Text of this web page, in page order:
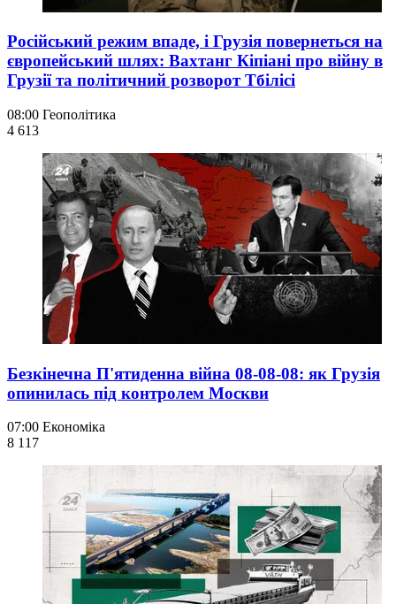
Російський режим впаде, і Грузія повернеться на
європейський шлях: Вахтанг Кіпіані про війну в
Грузії та політичний розворот Тбілісі
08:00 Геополітика
4 613
Безкінечна П'ятиденна війна 08-08-08: як Грузія
опинилась під контролем Москви
07:00 Економіка
8 117